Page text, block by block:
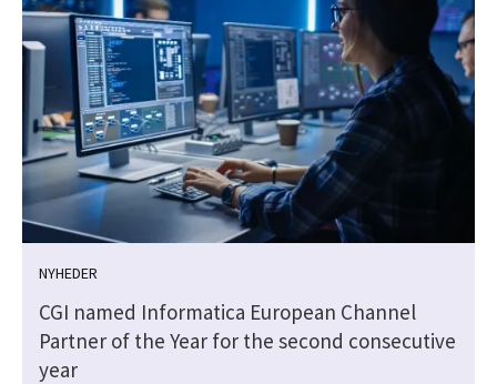
NYHEDER
CGI named Informatica European Channel
Partner of the Year for the second consecutive
year